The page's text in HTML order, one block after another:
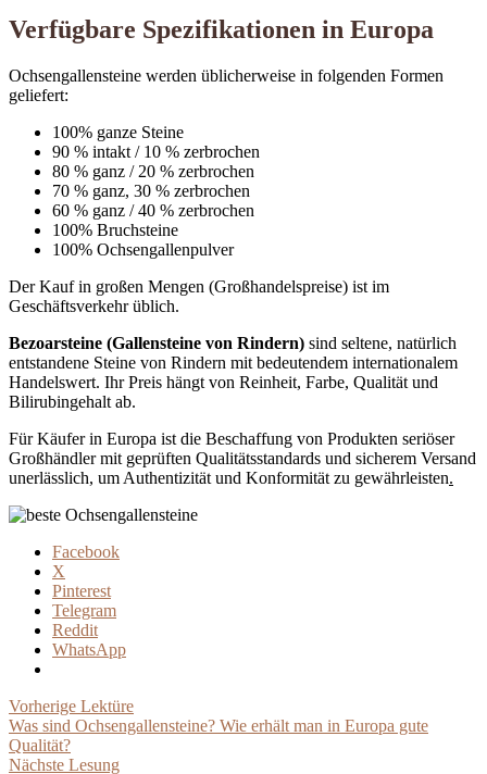
Verfügbare Spezifikationen in Europa
Ochsengallensteine ​​werden üblicherweise in folgenden Formen
geliefert:
100% ganze Steine
90 % intakt / 10 % zerbrochen
80 % ganz / 20 % zerbrochen
70 % ganz, 30 % zerbrochen
60 % ganz / 40 % zerbrochen
100% Bruchsteine
100% Ochsengallenpulver
Der Kauf in großen Mengen (Großhandelspreise) ist im
Geschäftsverkehr üblich.
Bezoarsteine ​​(Gallensteine ​​von Rindern) sind seltene, natürlich
entstandene Steine ​​von Rindern mit bedeutendem internationalem
Handelswert. Ihr Preis hängt von Reinheit, Farbe, Qualität und
Bilirubingehalt ab.
Für Käufer in Europa ist die Beschaffung von Produkten seriöser
Großhändler mit geprüften Qualitätsstandards und sicherem Versand
unerlässlich, um Authentizität und Konformität zu gewährleisten.
Facebook
X
Pinterest
Telegram
Reddit
WhatsApp
Vorherige Lektüre
Was sind Ochsengallensteine? Wie erhält man in Europa gute
Qualität?
Nächste Lesung